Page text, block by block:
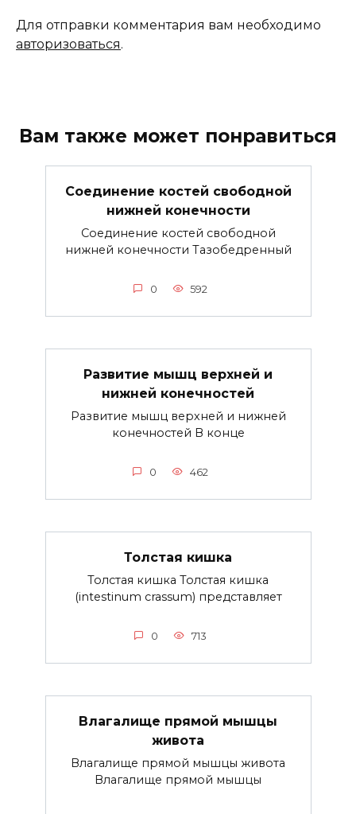
Для отправки комментария вам необходимо
авторизоваться.
Вам также может понравиться
Соединение костей свободной
нижней конечности
Соединение костей свободной
нижней конечности Тазобедренный
0 592
Развитие мышц верхней и
нижней конечностей
Развитие мышц верхней и нижней
конечностей В конце
0 462
Толстая кишка
Толстая кишка Толстая кишка
(intestinum crassum) представляет
0 713
Влагалище прямой мышцы
живота
Влагалище прямой мышцы живота
Влагалище прямой мышцы